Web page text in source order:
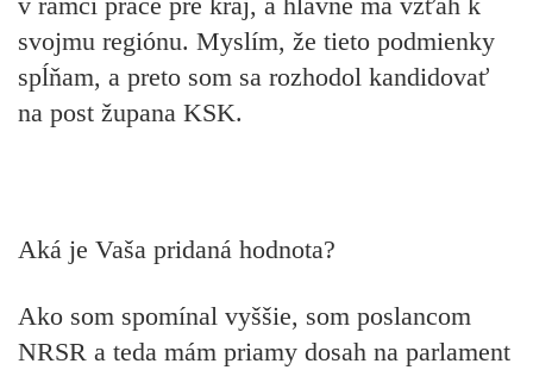
svojmu regiónu. Myslím, že tieto podmienky
spĺňam, a preto som sa rozhodol kandidovať
na post župana KSK.
Aká je Vaša pridaná hodnota?
Ako som spomínal vyššie, som poslancom
NRSR a teda mám priamy dosah na parlament